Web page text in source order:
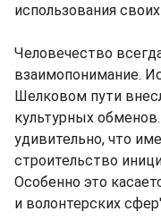
использования
Человечество
взаимопонимание.
Шелковом пути
культурных
удивительно, что
строительство
Особенно это
и волонтерских